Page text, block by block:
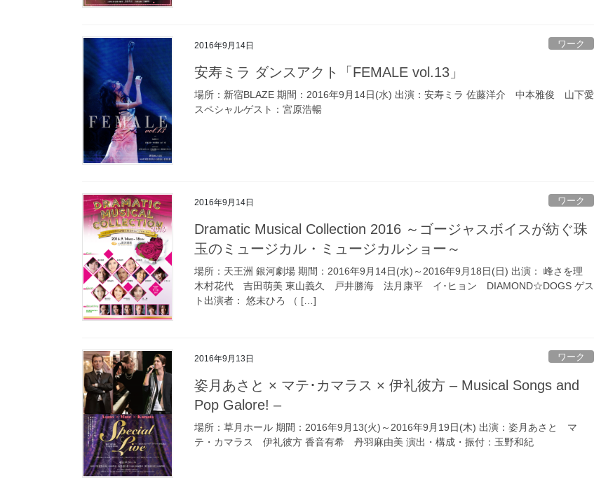
2016年9月14日 ワーク
安寿ミラ ダンスアクト「FEMALE vol.13」
場所：新宿BLAZE 期間：2016年9月14日(水) 出演：安寿ミラ 佐藤洋介 中本雅俊 山下愛
スペシャルゲスト：宮原浩暢
2016年9月14日 ワーク
Dramatic Musical Collection 2016 ～ゴージャスボイスが紡ぐ珠
玉のミュージカル・ミュージカルショー～
場所：天王洲 銀河劇場 期間：2016年9月14日(水)～2016年9月18日(日) 出演： 峰さを理
木村花代 吉田萌美 東山義久 戸井勝海 法月康平 イ･ヒョン DIAMOND☆DOGS ゲス
ト出演者： 悠未ひろ （ […]
2016年9月13日 ワーク
姿月あさと × マテ･カマラス × 伊礼彼方 – Musical Songs and
Pop Galore! –
場所：草月ホール 期間：2016年9月13(火)～2016年9月19日(木) 出演：姿月あさと マ
テ・カマラス 伊礼彼方 香音有希 丹羽麻由美 演出・構成・振付：玉野和紀